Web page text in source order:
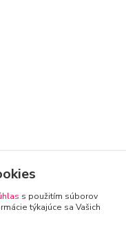
s použitím súborov
týkajúce sa Vašich